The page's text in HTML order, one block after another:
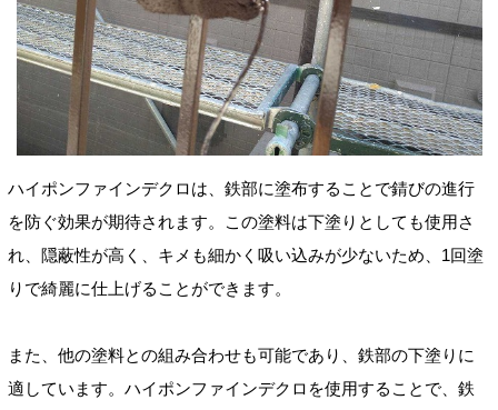
ハイポンファインデクロは、鉄部に塗布することで錆びの進行
を防ぐ効果が期待されます。この塗料は下塗りとしても使用さ
れ、隠蔽性が高く、キメも細かく吸い込みが少ないため、1回塗
りで綺麗に仕上げることができます。
また、他の塗料との組み合わせも可能であり、鉄部の下塗りに
適しています。ハイポンファインデクロを使用することで、鉄